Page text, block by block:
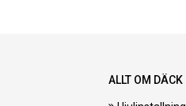
ALLT OM DÄCK